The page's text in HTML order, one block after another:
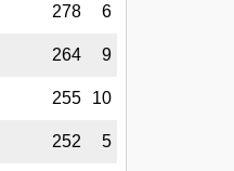
278 6
264 9
255 10
252 5